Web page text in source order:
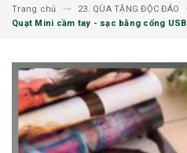
Trang chủ
23. QÙA TẶNG ĐỘC ĐÁO
Quạt Mini cầm tay - sạc bằng cổng USB